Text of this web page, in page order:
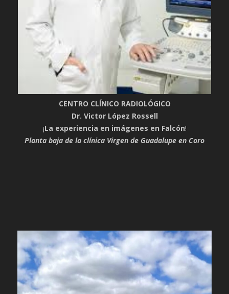
CENTRO CLÍNICO RADIOLÓGICO
Dr. Victor López Rossell
¡La experiencia en imágenes en Falcón!
Planta baja de la clínica Virgen de Guadalupe en Coro